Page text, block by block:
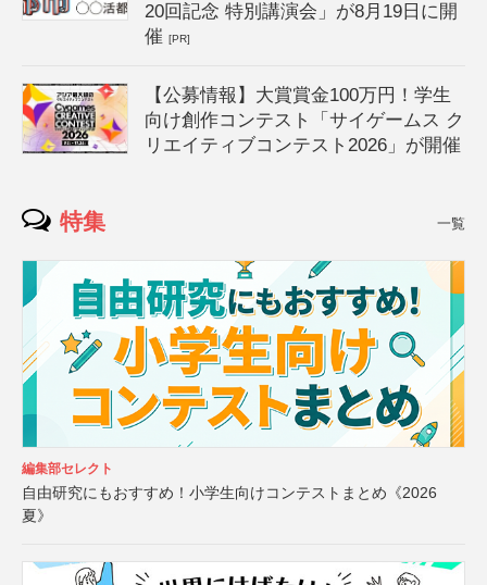
20回記念 特別講演会」が8月19日に開
催[PR]
【公募情報】大賞賞金100万円！学生
向け創作コンテスト「サイゲームス ク
リエイティブコンテスト2026」が開催
特集 一覧
編集部セレクト
自由研究にもおすすめ！小学生向けコンテストまとめ《2026
夏》